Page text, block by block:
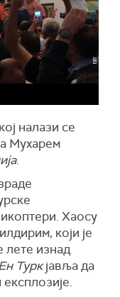
налази се
Мухарем
.
Хаосу
који је
лете изнад
Туркјавља да